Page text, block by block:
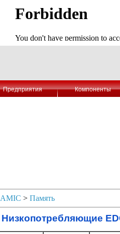
Предприятия Компоненты
AMIC > Память
Низкопотребляющие